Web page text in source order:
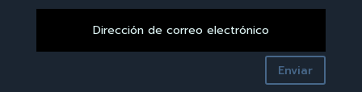
Enviar